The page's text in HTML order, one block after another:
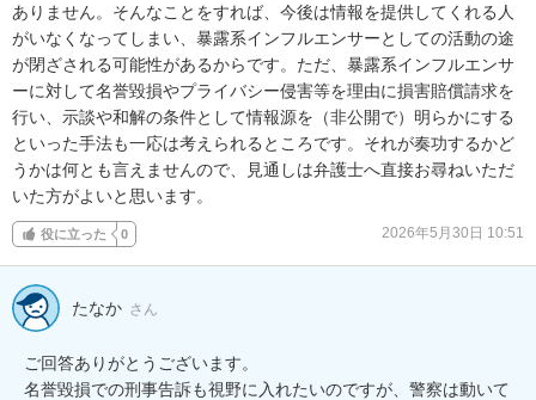
ありません。そんなことをすれば、今後は情報を提供してくれる人
がいなくなってしまい、暴露系インフルエンサーとしての活動の途
が閉ざされる可能性があるからです。ただ、暴露系インフルエンサ
ーに対して名誉毀損やプライバシー侵害等を理由に損害賠償請求を
行い、示談や和解の条件として情報源を（非公開で）明らかにする
といった手法も一応は考えられるところです。それが奏功するかど
うかは何とも言えませんので、見通しは弁護士へ直接お尋ねいただ
いた方がよいと思います。
役に立った 0 2026年5月30日 10:51
たなか さん
ご回答ありがとうございます。
名誉毀損での刑事告訴も視野に入れたいのですが、警察は動いて